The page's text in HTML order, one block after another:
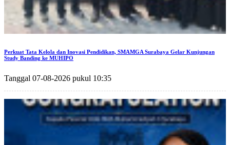
Perkuat Tata Kelola dan Inovasi Pendidikan, SMAMGA Surabaya Gelar Kunjungan
Study Banding ke MUHIPO
Tanggal 07-08-2026 pukul 10:35